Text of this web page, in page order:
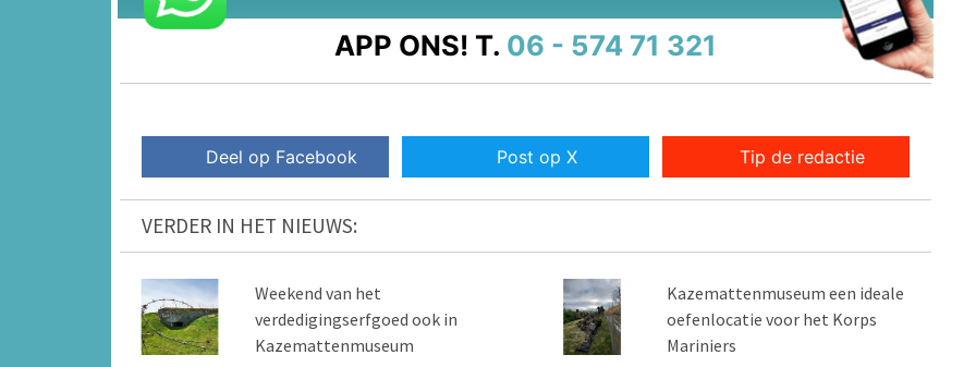
APP ONS! T. 06 - 574 71 321
Deel op Facebook Post op X Tip de redactie
VERDER IN HET NIEUWS:
Weekend van het
verdedigingserfgoed ook in
Kazemattenmuseum
Kazemattenmuseum een ideale
oefenlocatie voor het Korps
Mariniers